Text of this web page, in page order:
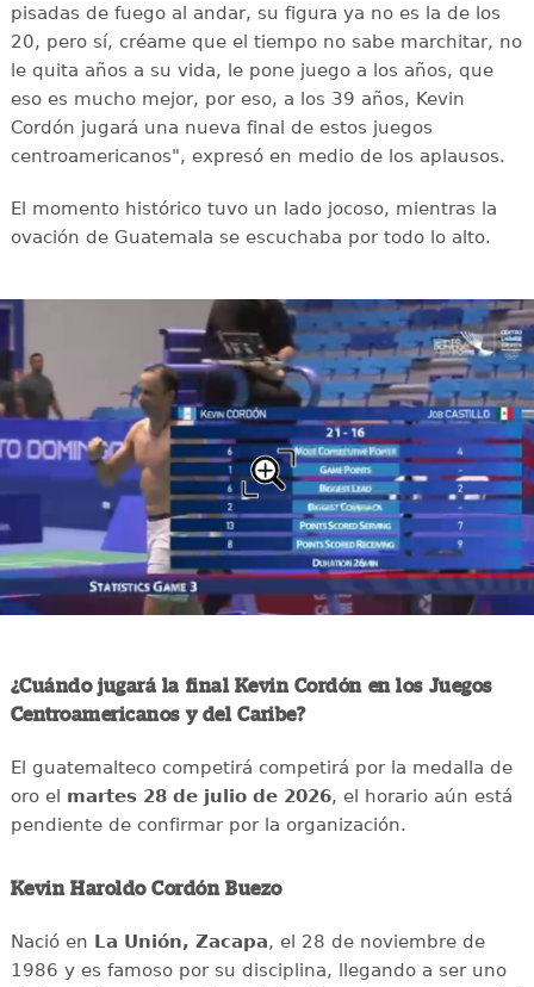
pisadas de fuego al andar, su figura ya no es la de los
20, pero sí, créame que el tiempo no sabe marchitar, no
le quita años a su vida, le pone juego a los años, que
eso es mucho mejor, por eso, a los 39 años, Kevin
Cordón jugará una nueva final de estos juegos
centroamericanos", expresó en medio de los aplausos.
El momento histórico tuvo un lado jocoso, mientras la
ovación de Guatemala se escuchaba por todo lo alto.
¿Cuándo jugará la final Kevin Cordón en los Juegos
Centroamericanos y del Caribe?
El guatemalteco competirá competirá por la medalla de
oro el martes 28 de julio de 2026, el horario aún está
pendiente de confirmar por la organización.
Kevin Haroldo Cordón Buezo
Nació en La Unión, Zacapa, el 28 de noviembre de
1986 y es famoso por su disciplina, llegando a ser uno